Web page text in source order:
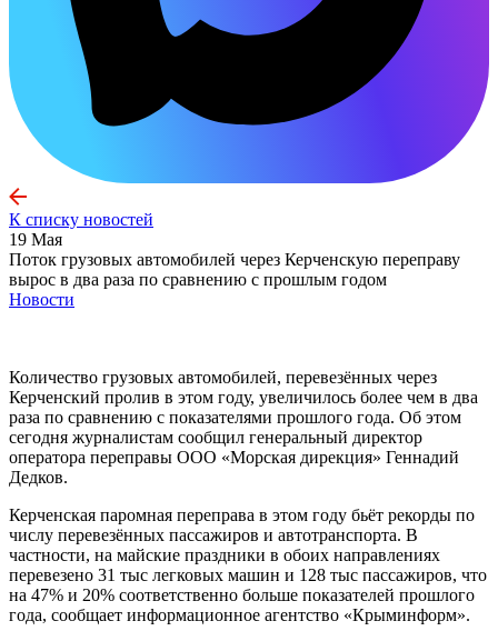
К списку новостей
19 Мая
Поток грузовых автомобилей через Керченскую переправу
вырос в два раза по сравнению с прошлым годом
Новости
Количество грузовых автомобилей, перевезённых через
Керченский пролив в этом году, увеличилось более чем в два
раза по сравнению с показателями прошлого года. Об этом
сегодня журналистам сообщил генеральный директор
оператора переправы ООО «Морская дирекция» Геннадий
Дедков.
Керченская паромная переправа в этом году бьёт рекорды по
числу перевезённых пассажиров и автотранспорта. В
частности, на майские праздники в обоих направлениях
перевезено 31 тыс легковых машин и 128 тыс пассажиров, что
на 47% и 20% соответственно больше показателей прошлого
года, сообщает информационное агентство «Крыминформ».